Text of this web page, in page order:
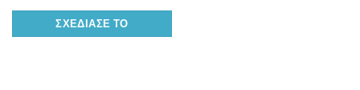
ΣΧΕΔΊΑΣΕ ΤΟ